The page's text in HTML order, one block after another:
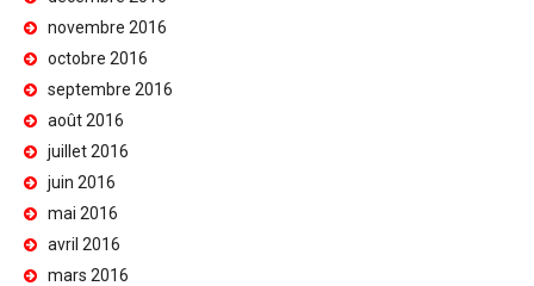
novembre 2016
octobre 2016
septembre 2016
août 2016
juillet 2016
juin 2016
mai 2016
avril 2016
mars 2016